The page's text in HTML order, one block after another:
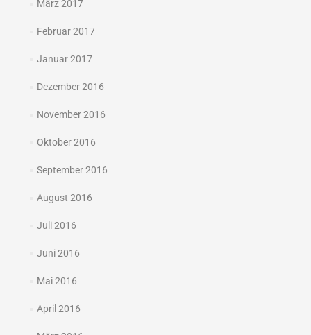
März 2017
Februar 2017
Januar 2017
Dezember 2016
November 2016
Oktober 2016
September 2016
August 2016
Juli 2016
Juni 2016
Mai 2016
April 2016